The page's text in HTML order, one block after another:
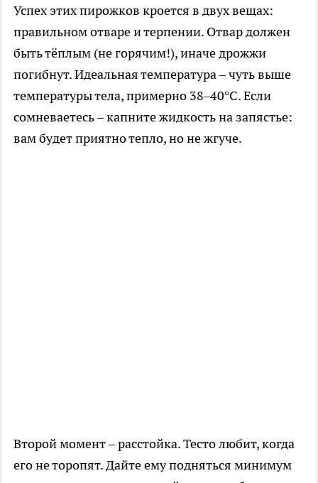
Успех этих пирожков кроется в двух вещах:
правильном отваре и терпении. Отвар должен
быть тёплым (не горячим!), иначе дрожжи
погибнут. Идеальная температура – чуть выше
температуры тела, примерно 38–40°C. Если
сомневаетесь – капните жидкость на запястье:
вам будет приятно тепло, но не жгуче.
Второй момент – расстойка. Тесто любит, когда
его не торопят. Дайте ему подняться минимум